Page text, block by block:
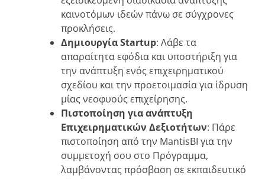
καινοτόμων ιδεών πάνω σε σύγχρονες
προκλήσεις.
ΔημιουργίαStartup: Λάβε τα
απαραίτητα εφόδια και υποστήριξη για
την ανάπτυξη ενός επιχειρηματικού
σχεδίου και την προετοιμασία για ίδρυση
μίας νεοφυούς επιχείρησης.
Πιστοποίηση για ανάπτυξη
Επιχειρηματικών Δεξιοτήτων: Πάρε
πιστοποίηση από την MantisΒΙ για την
συμμετοχή σου στο Πρόγραμμα,
λαμβάνοντας πρόσβαση σε εκπαιδευτικό